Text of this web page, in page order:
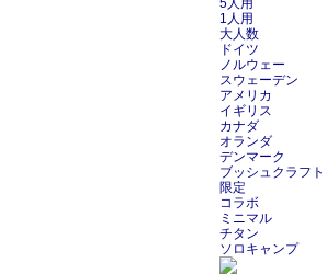
5人用
1人用
大人数
ドイツ
ノルウェー
スウェーデン
アメリカ
イギリス
カナダ
オランダ
デンマーク
ブッシュクラフト
限定
コラボ
ミニマル
チタン
ソロキャンプ